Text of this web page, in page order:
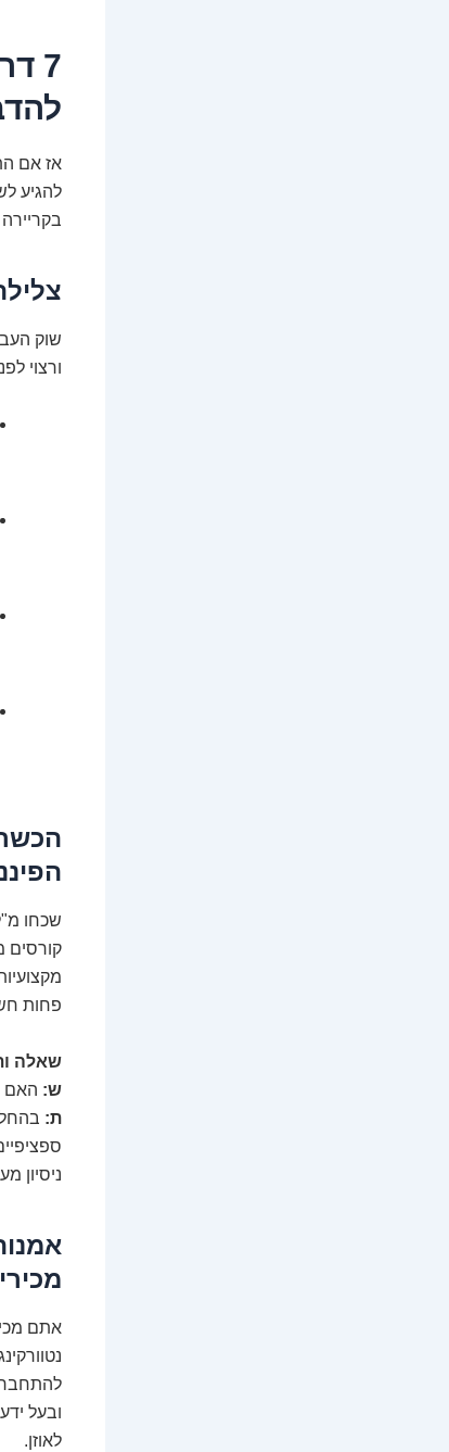
7
אז אם
להגיע
שוק
ורצוי
שכחו
פחות
שאלה
ש: האם
ת:
ניסיון
אתם
להתחבר
ובעל
לאוזן.